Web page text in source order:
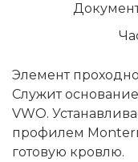
Элемент
Служит
VWO.
профилем
готовую кровлю.